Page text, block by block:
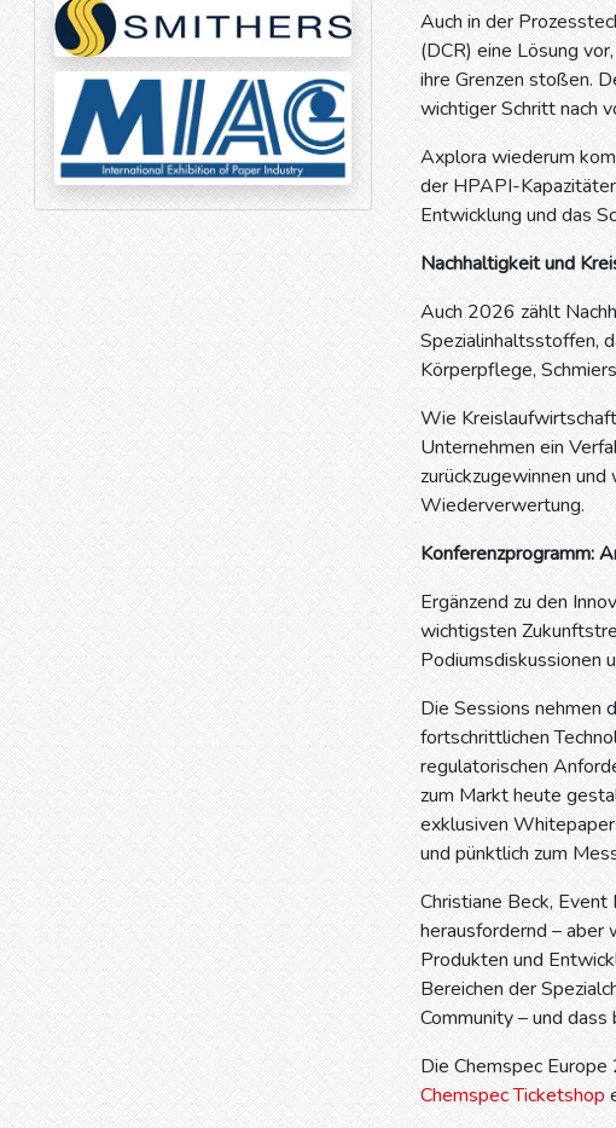
Auch in der
(DCR) eine Lösung
ihre Grenzen stoßen.
wichtiger Schritt nach
Axplora wiederum
der HPAPI-
Entwicklung und das
Nachhaltigkeit und
Auch 2026 zählt
Spezialinhaltsstoffen,
Körperpflege,
Wie
Unternehmen ein
zurückzugewinnen
Wiederverwertung.
Konferenzprogramm:
Ergänzend zu den
wichtigsten
Podiumsdiskussionen
Die Sessions nehmen
fortschrittlichen
regulatorischen
zum Markt heute
exklusiven
und pünktlich zum
Christiane Beck,
herausfordernd – aber
Produkten und
Bereichen der
Community – und
Die Chemspec
Chemspec Ticketshop